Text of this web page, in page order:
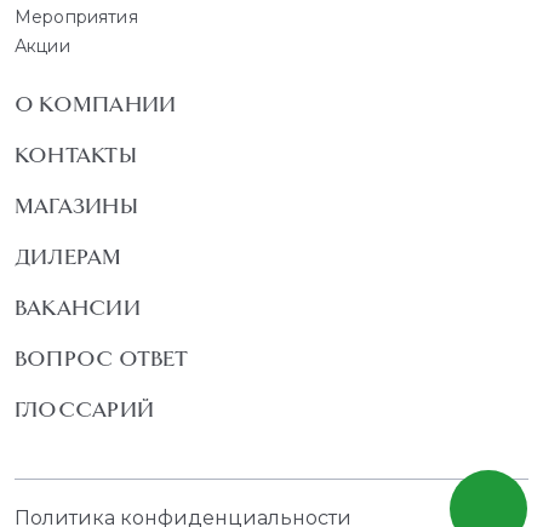
Мероприятия
Акции
О КОМПАНИИ
КОНТАКТЫ
МАГАЗИНЫ
ДИЛЕРАМ
ВАКАНСИИ
ВОПРОС ОТВЕТ
ГЛОССАРИЙ
Политика конфиденциальности